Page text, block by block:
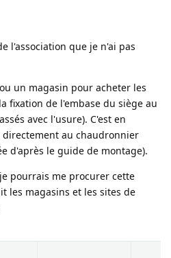
l'association que je n'ai pas
un magasin pour acheter les
fixation de l'embase du siège au
avec l'usure). C'est en
au chaudronnier
d'après le guide de montage).
pourrais me procurer cette
les magasins et les sites de